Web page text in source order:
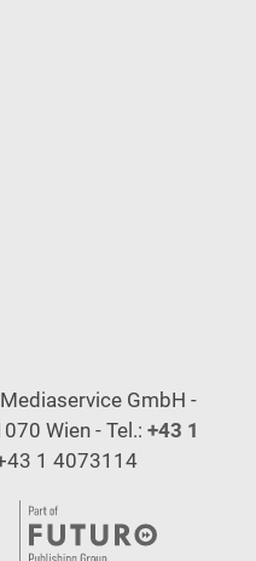
GmbH -
Wien - Tel.: +43 1
1 4073114